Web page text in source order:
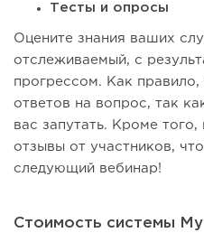
Тесты и опросы
Оцените знания ваших
отслеживаемый, с
прогрессом. Как
ответов на вопрос, так
вас запутать. Кроме того,
отзывы от участников,
следующий вебинар!
Стоимость системы